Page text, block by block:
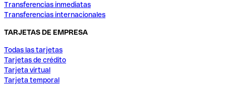
Transferencias inmediatas
Transferencias internacionales
TARJETAS DE EMPRESA
Todas las tarjetas
Tarjetas de crédito
Tarjeta virtual
Tarjeta temporal